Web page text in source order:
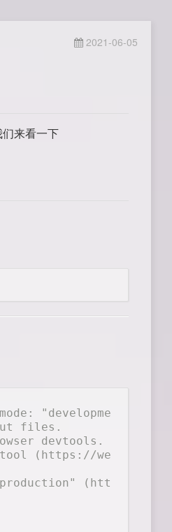
2021-06-05
来看一下
"development").
files.
devtools.
(https://
(https://